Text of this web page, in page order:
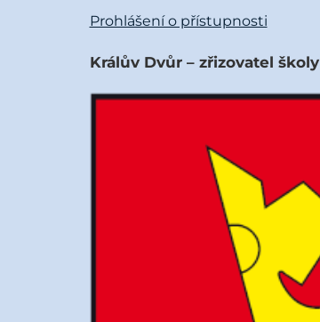
Prohlášení o přístupnosti
Králův Dvůr – zřizovatel školy